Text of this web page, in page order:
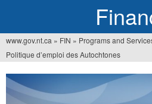
You
are
here
www.gov.nt.ca » FIN » Programs and
Politique d’emploi des Autochtones